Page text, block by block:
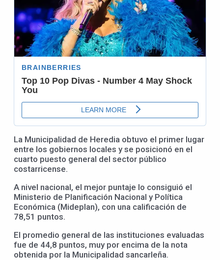
La Municipalidad de Heredia obtuvo el primer lugar
entre los gobiernos locales y se posicionó en el
cuarto puesto general del sector público
costarricense.
A nivel nacional, el mejor puntaje lo consiguió el
Ministerio de Planificación Nacional y Política
Económica (Mideplan), con una calificación de
78,51 puntos.
El promedio general de las instituciones evaluadas
fue de 44,8 puntos, muy por encima de la nota
obtenida por la Municipalidad sancarleña.